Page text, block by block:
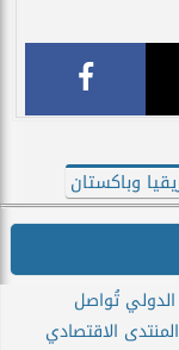
وباكستان
الدولي تُواصل
الاقتصادي